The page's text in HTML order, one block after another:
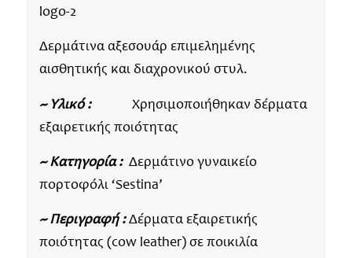
Δερμάτινα αξεσουάρ επιμελημένης
αισθητικής και διαχρονικού στυλ.
~ Υλικό :
Χρησιμοποιήθηκαν δέρματα
εξαιρετικής ποιότητας
~ Κατηγορία : Δερμάτινο γυναικείο
πορτοφόλι ‘Sestina’
~ Περιγραφή :Δέρματα εξαιρετικής
ποιότητας (cow leather) σε ποικιλία